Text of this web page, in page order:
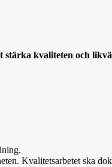
kvaliteten och
Kvalitetsarbetet ska